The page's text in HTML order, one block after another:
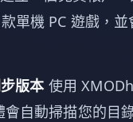
單機 PC 遊戲，
版本 使用
自動掃描您的目